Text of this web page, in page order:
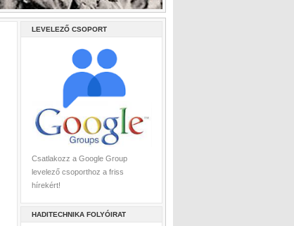
LEVELEZŐ CSOPORT
Csatlakozz a Google Group
levelező csoporthoz a friss
hírekért!
HADITECHNIKA FOLYÓIRAT